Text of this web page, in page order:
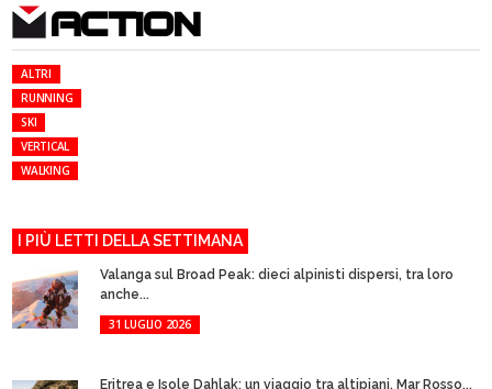
ACTION
ALTRI
RUNNING
SKI
VERTICAL
WALKING
I PIÙ LETTI DELLA SETTIMANA
Valanga sul Broad Peak: dieci alpinisti dispersi, tra loro
anche...
31 LUGLIO 2026
Eritrea e Isole Dahlak: un viaggio tra altipiani, Mar Rosso...